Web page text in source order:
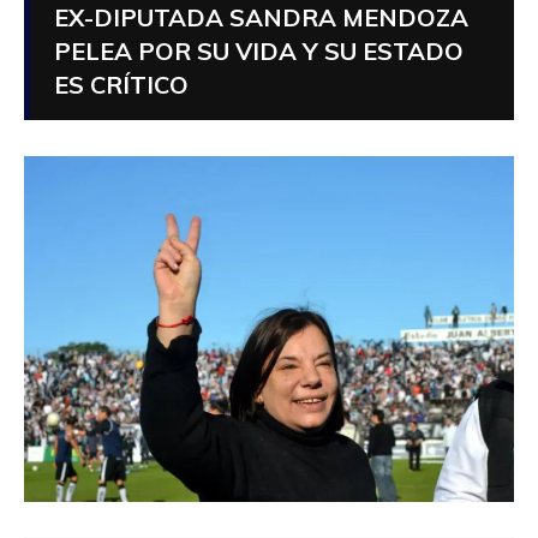
EX-DIPUTADA SANDRA MENDOZA
PELEA POR SU VIDA Y SU ESTADO
ES CRÍTICO